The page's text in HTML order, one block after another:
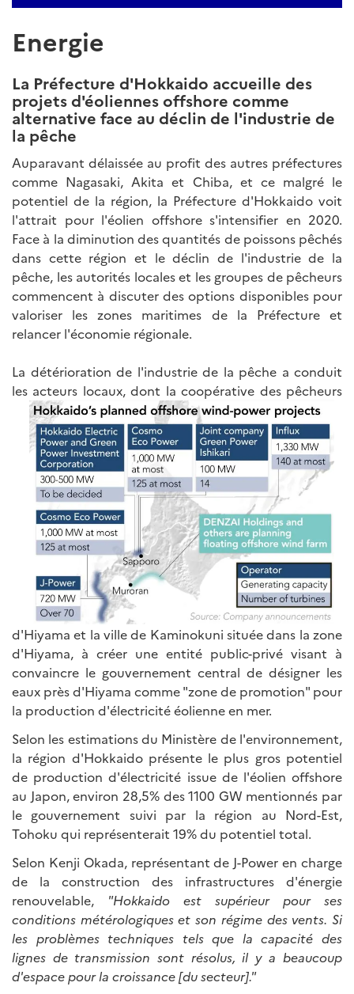
Energie
La Préfecture d'Hokkaido accueille des
projets d'éoliennes offshore comme
alternative face au déclin de l'industrie de
la pêche
Auparavant délaissée au profit des autres préfectures
comme Nagasaki, Akita et Chiba, et ce malgré le
potentiel de la région, la Préfecture d'Hokkaido voit
l'attrait pour l'éolien offshore s'intensifier en 2020.
Face à la diminution des quantités de poissons pêchés
dans cette région et le déclin de l'industrie de la
pêche, les autorités locales et les groupes de pêcheurs
commencent à discuter des options disponibles pour
valoriser les zones maritimes de la Préfecture et
relancer l'économie régionale.
La détérioration de l'industrie de la pêche a conduit
les acteurs locaux,dont la coopérative des pêcheurs
d'Hiyama et la ville de Kaminokuni située dans la zone
d'Hiyama, à créer une entité public-privé visant à
convaincre le gouvernement central de désigner les
eaux près d'Hiyama comme "zone de promotion" pour
la production d'électricité éolienne en mer.
Selon les estimations du Ministère de l'environnement,
la région d'Hokkaido présente le plus gros potentiel
de production d'électricité issue de l'éolien offshore
au Japon, environ 28,5% des 1100 GW mentionnés par
le gouvernement suivi par la région au Nord-Est,
Tohoku qui représenterait 19% du potentiel total.
Selon Kenji Okada, représentant de J-Power en charge
de la construction des infrastructures d'énergie
renouvelable, "Hokkaido est supérieur pour ses
conditions métérologiques et son régime des vents. Si
les problèmes techniques tels que la capacité des
lignes de transmission sont résolus, il y a beaucoup
d'espace pour la croissance [du secteur]."